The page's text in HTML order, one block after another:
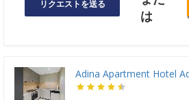
リクエストを送る
は
Adina Apartment Hotel